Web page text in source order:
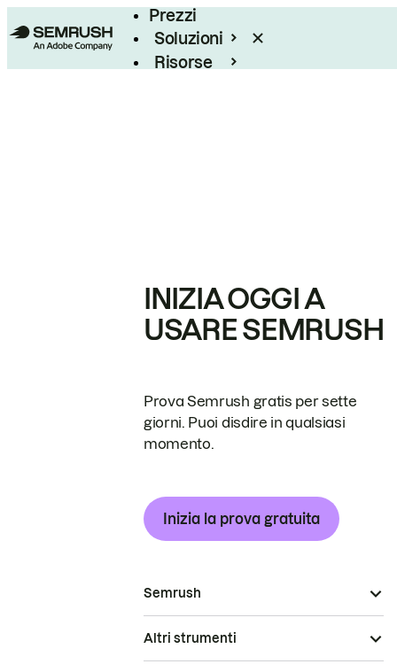
Prezzi
Soluzioni
Risorse
INIZIA OGGI A
USARE SEMRUSH
Prova Semrush gratis per sette
giorni. Puoi disdire in qualsiasi
momento.
Inizia la prova gratuita
Semrush
Altri strumenti